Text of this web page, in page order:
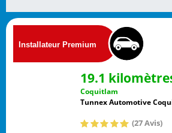
19.1
Coquitlam
Tunnex Automotive
(27 Avis)